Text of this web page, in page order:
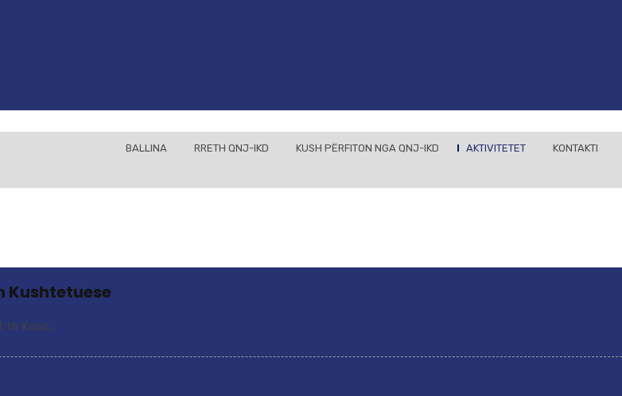
BALLINA RRETH QNJ-IKD KUSH PËRFITON NGA QNJ-IKD AKTIVITETET KONTAKTI
Kushtetuese
Koso...